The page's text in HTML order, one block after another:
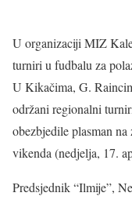
U organizaciji MIZ
turniri u fudbalu za
U Kikačima, G.
održani regionalni
obezbjedile plasman
vikenda (nedjelja, 17.
Predsjednik “Ilmije”,